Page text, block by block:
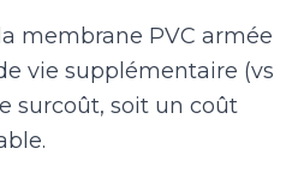
membrane PVC armée
vie supplémentaire (vs
surcoût, soit un coût